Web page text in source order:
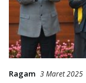
Ragam 3 Maret 2025